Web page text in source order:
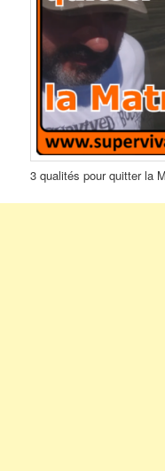
3 qualités pour quitter la